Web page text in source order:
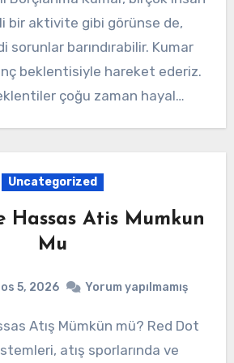
bir aktivite gibi görünse de,
sorunlar barındırabilir. Kumar
beklentisiyle hareket ederiz.
çoğu zaman hayal…
Uncategorized
Hassas Atis Mumkun
Mu
5, 2026 Yorum yapılmamış
atış sporlarında ve